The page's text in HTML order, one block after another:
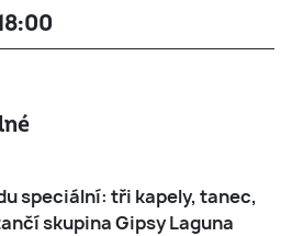
speciální: tři kapely, tanec,
skupina Gipsy Laguna